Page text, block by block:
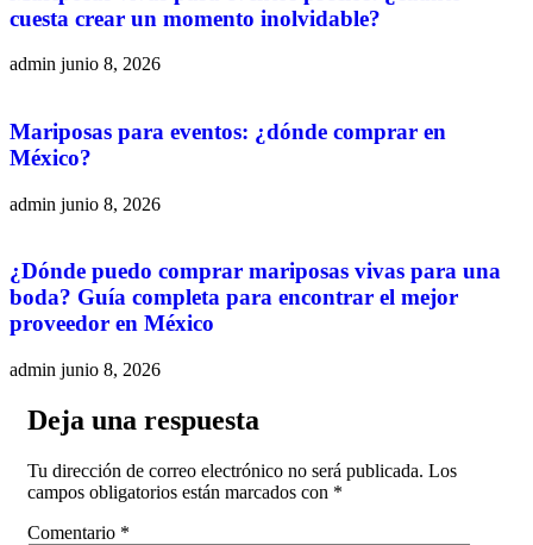
cuesta crear un momento inolvidable?
admin junio 8, 2026
Mariposas para eventos: ¿dónde comprar en
México?
admin junio 8, 2026
¿Dónde puedo comprar mariposas vivas para una
boda? Guía completa para encontrar el mejor
proveedor en México
admin junio 8, 2026
Deja una respuesta
Tu dirección de correo electrónico no será publicada. Los
campos obligatorios están marcados con *
Comentario *